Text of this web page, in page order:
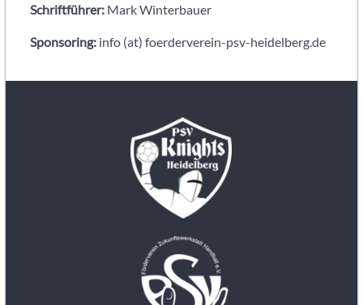
Schriftführer:Mark Winterbauer
Sponsoring: info (at) foerderverein-psv-heidelberg.de